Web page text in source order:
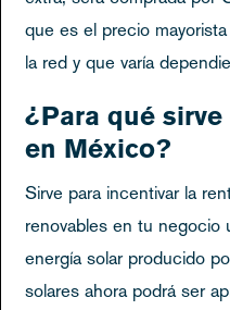
que es el precio
la red y que varía
¿Para qué
en México?
Sirve para incentivar la
renovables en tu negocio
energía solar producido
solares ahora podrá ser